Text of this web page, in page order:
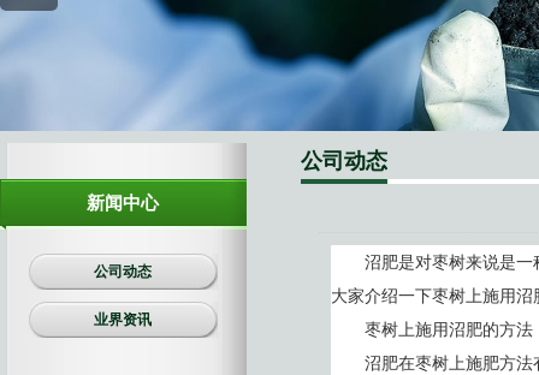
生物有机肥
复合肥料
新闻中心
公司动态
业界资讯
公司动态
沼肥是对枣树来说是一种
大家介绍一下枣树上施用沼
枣树上施用沼肥的方法
沼肥在枣树上施肥方法